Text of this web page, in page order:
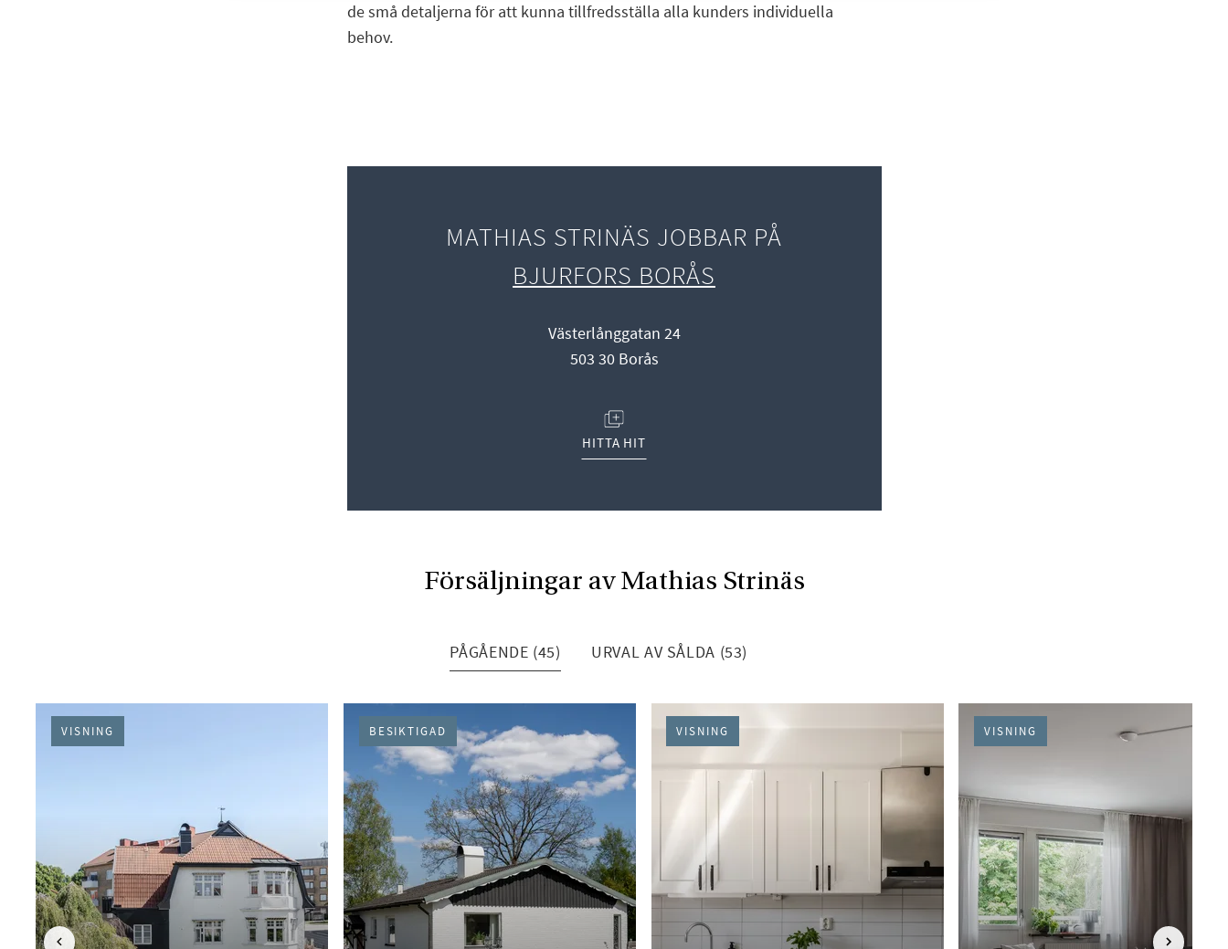
de små detaljerna för att kunna tillfredsställa alla kunders individuella
behov.
MATHIAS STRINÄS JOBBAR PÅ
BJURFORS BORÅS
Västerlånggatan 24
503 30 Borås
HITTA HIT
(ÖPPNAS I NYTT FÖNSTER)
Försäljningar av Mathias Strinäs
PÅGÅENDE (45) URVAL AV SÅLDA (53)
PÅGÅENDE (45)
VISNING BESIKTIGAD VISNING VISNING